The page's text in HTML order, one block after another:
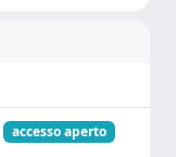
accesso aperto